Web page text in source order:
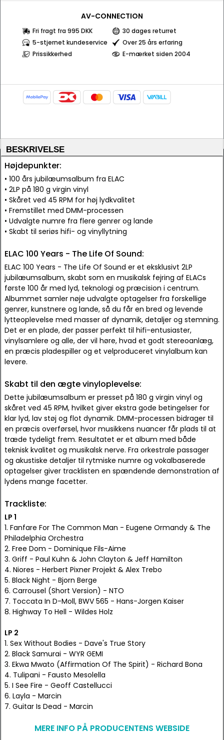
AV-CONNECTION
Fri fragt fra 995 DKK
30 dages returret
5-stjernet kundeservice
Over 25 års erfaring
Prissikkerhed
E-mærket siden 2004
BESKRIVELSE
Højdepunkter:
• 100 års jubilæumsalbum fra ELAC
• 2LP på 180 g virgin vinyl
• Skåret ved 45 RPM for høj lydkvalitet
• Fremstillet med DMM-processen
• Udvalgte numre fra flere genrer og lande
• Skabt til seriøs hifi- og vinyllytning
ELAC 100 Years - The Life Of Sound:
ELAC 100 Years - The Life Of Sound er et eksklusivt 2LP
jubilæumsalbum, skabt som en musikalsk fejring af ELACs
første 100 år med lyd, teknologi og præcision i centrum.
Albummet samler nøje udvalgte optagelser fra forskellige
genrer, kunstnere og lande, så du får en bred og levende
lytteoplevelse med masser af dynamik, detaljer og stemning.
Det er en plade, der passer perfekt til hifi-entusiaster,
vinylsamlere og alle, der vil høre, hvad et godt stereoanlæg,
en præcis pladespiller og et velproduceret vinylalbum kan
levere.
Skabt til den ægte vinyloplevelse:
Dette jubilæumsalbum er presset på 180 g virgin vinyl og
skåret ved 45 RPM, hvilket giver ekstra gode betingelser for
klar lyd, lav støj og flot dynamik. DMM-processen bidrager til
en præcis overførsel, hvor musikkens nuancer får plads til at
træde tydeligt frem. Resultatet er et album med både
teknisk kvalitet og musikalsk nerve. Fra orkestrale passager
og akustiske detaljer til rytmiske numre og vokalbaserede
optagelser giver tracklisten en spændende demonstration af
lydens mange facetter.
Trackliste:
LP 1
1. Fanfare For The Common Man - Eugene Ormandy & The
Philadelphia Orchestra
2. Free Dom - Dominique Fils-Aime
3. Griff - Paul Kuhn & John Clayton & Jeff Hamilton
4. Niores - Herbert Pixner Projekt & Alex Trebo
5. Black Night - Bjorn Berge
6. Carrousel (Short Version) - NTO
7. Toccata In D-Moll, BWV 565 - Hans-Jorgen Kaiser
8. Highway To Hell - Wildes Holz
LP 2
1. Sex Without Bodies - Dave's True Story
2. Black Samurai - WYR GEMI
3. Ekwa Mwato (Affirmation Of The Spirit) - Richard Bona
4. Tulipani - Fausto Mesolella
5. I See Fire - Geoff Castellucci
6. Layla - Marcin
7. Guitar Is Dead - Marcin
MERE INFO PÅ PRODUCENTENS WEBSIDE